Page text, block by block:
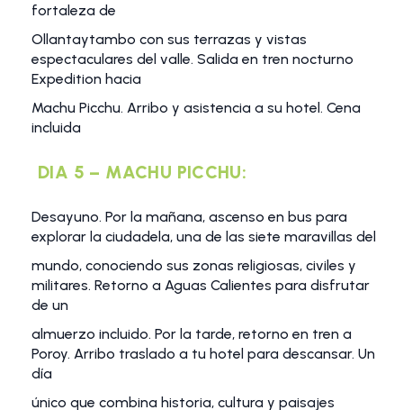
fortaleza de
Ollantaytambo con sus terrazas y vistas
espectaculares del valle. Salida en tren nocturno
Expedition hacia
Machu Picchu. Arribo y asistencia a su hotel. Cena
incluida
DIA 5 – MACHU PICCHU:
Desayuno. Por la mañana, ascenso en bus para
explorar la ciudadela, una de las siete maravillas del
mundo, conociendo sus zonas religiosas, civiles y
militares. Retorno a Aguas Calientes para disfrutar
de un
almuerzo incluido. Por la tarde, retorno en tren a
Poroy. Arribo traslado a tu hotel para descansar. Un
día
único que combina historia, cultura y paisajes